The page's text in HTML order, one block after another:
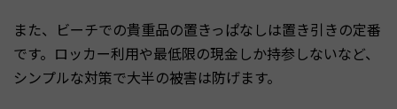
また、ビーチでの貴重品の置きっぱなしは置き引きの定番
です。ロッカー利用や最低限の現金しか持参しないなど、
シンプルな対策で大半の被害は防げます。